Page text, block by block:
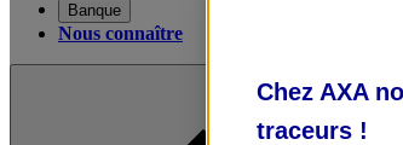
Banque
Nous connaître
Chez AXA
traceurs !